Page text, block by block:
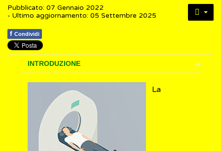
Pubblicato: 07 Gennaio 2022
- Ultimo aggiornamento: 05 Settembre 2025
f Condividi
INTRODUZIONE
La